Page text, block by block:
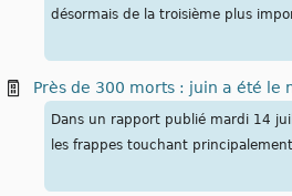
désormais de la troisième plus
Près de 300 morts : juin a été
Dans un rapport publié mardi 14
les frappes touchant